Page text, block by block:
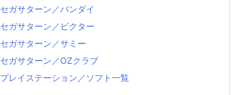
セガサターン／バンダイ
セガサターン／ビクター
セガサターン／サミー
セガサターン／OZクラブ
プレイステーション／ソフト一覧